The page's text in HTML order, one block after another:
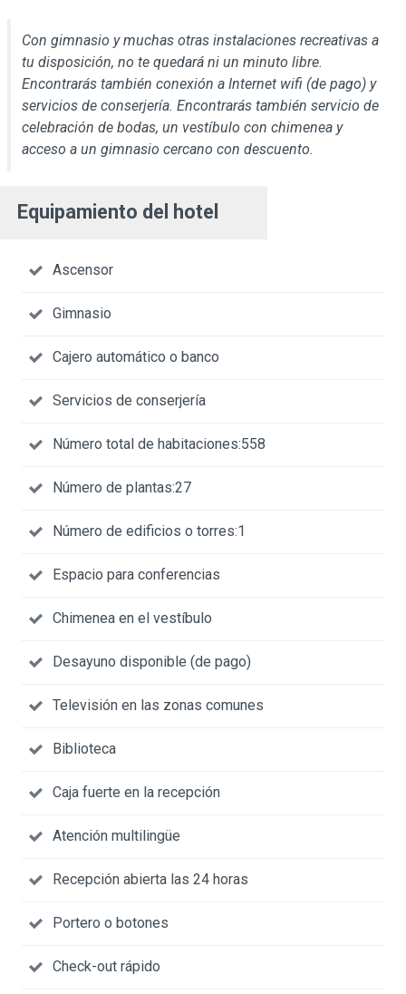
Con gimnasio y muchas otras instalaciones recreativas a
tu disposición, no te quedará ni un minuto libre.
Encontrarás también conexión a Internet wifi (de pago) y
servicios de conserjería. Encontrarás también servicio de
celebración de bodas, un vestíbulo con chimenea y
acceso a un gimnasio cercano con descuento.
Equipamiento del hotel
Ascensor
Gimnasio
Cajero automático o banco
Servicios de conserjería
Número total de habitaciones:558
Número de plantas:27
Número de edificios o torres:1
Espacio para conferencias
Chimenea en el vestíbulo
Desayuno disponible (de pago)
Televisión en las zonas comunes
Biblioteca
Caja fuerte en la recepción
Atención multilingüe
Recepción abierta las 24 horas
Portero o botones
Check-out rápido